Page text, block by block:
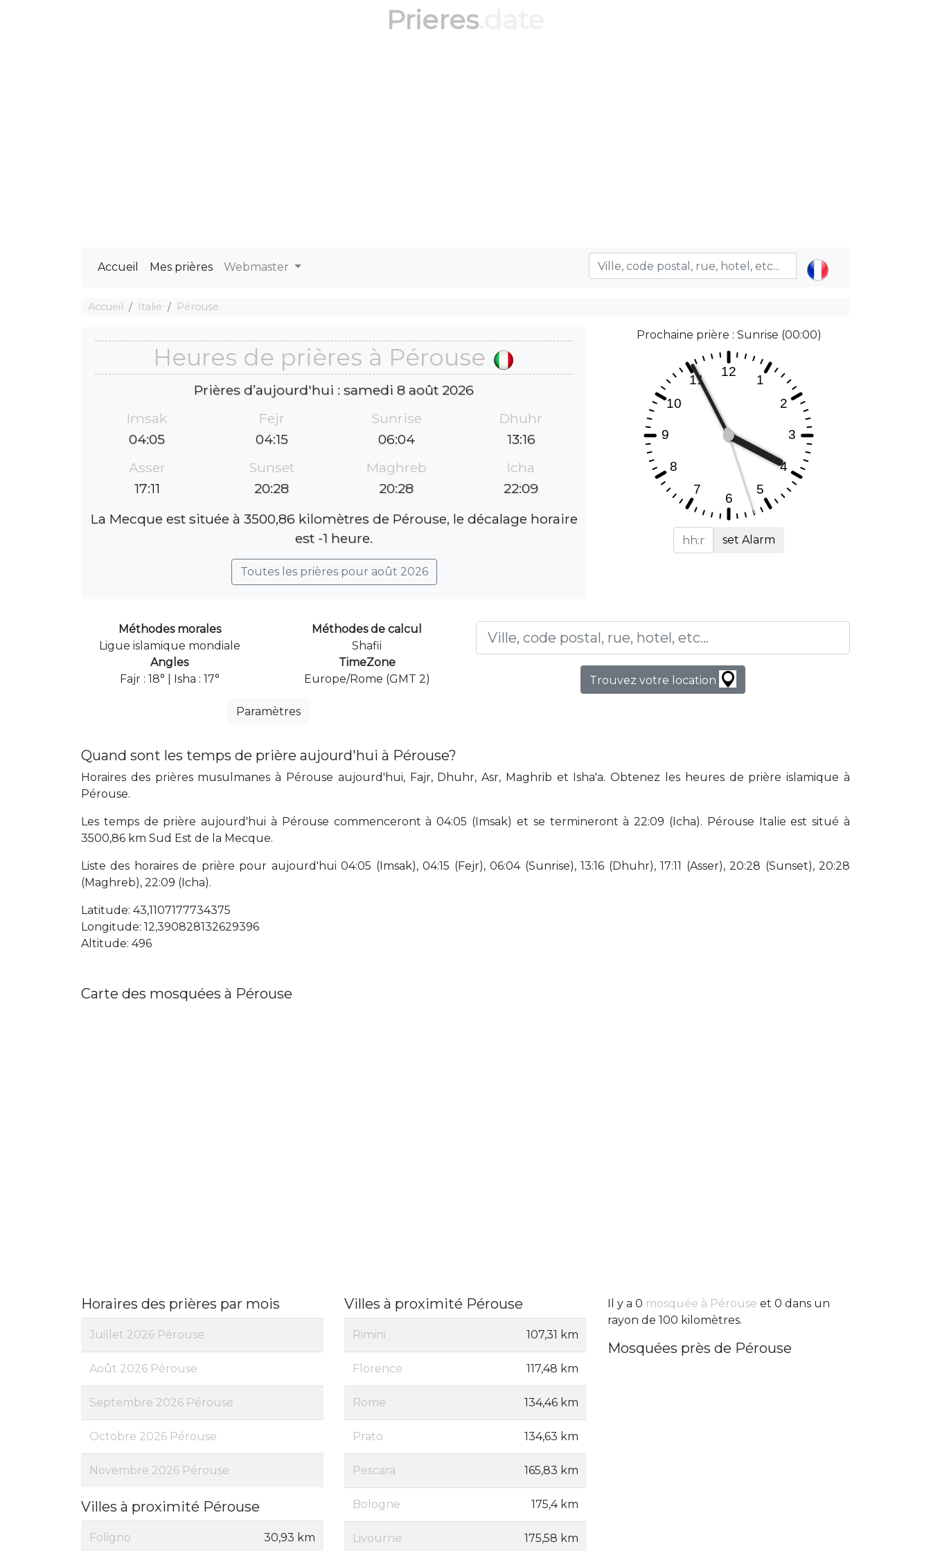
Prieres
Accueil Mes prières Webmaster
Accueil Italie Pérouse
Heures de prières à Pérouse
Prières d’aujourd'hui : samedi 8 août 2026
Imsak
04:05
Fejr
04:15
Sunrise
06:04
Dhuhr
13:16
Asser
17:11
Sunset
20:28
Maghreb
20:28
Icha
22:09
La Mecque est située à 3500,86 kilomètres de Pérouse, le décalage horaire
est -1 heure.
Toutes les prières pour août 2026
Prochaine prière : Sunrise (00:00)
set Alarm
Méthodes morales
Ligue islamique mondiale
Méthodes de calcul
Shafii
Angles
Fajr : 18° | Isha : 17°
TimeZone
Europe/Rome (GMT 2)
Paramètres
Trouvez votre location
Quand sont les temps de prière aujourd'hui à Pérouse?
Horaires des prières musulmanes à Pérouse aujourd'hui, Fajr, Dhuhr, Asr, Maghrib et Isha'a. Obtenez les heures de prière islamique à
Pérouse.
Les temps de prière aujourd'hui à Pérouse commenceront à 04:05 (Imsak) et se termineront à 22:09 (Icha). Pérouse Italie est situé à
3500,86 km Sud Est de la Mecque.
Liste des horaires de prière pour aujourd'hui 04:05 (Imsak), 04:15 (Fejr), 06:04 (Sunrise), 13:16 (Dhuhr), 17:11 (Asser), 20:28 (Sunset), 20:28
(Maghreb), 22:09 (Icha).
Latitude: 43,1107177734375
Longitude: 12,390828132629396
Altitude: 496
Carte des mosquées à Pérouse
Horaires des prières par mois
Juillet 2026 Pérouse
Août 2026 Pérouse
Septembre 2026 Pérouse
Octobre 2026 Pérouse
Novembre 2026 Pérouse
Villes à proximité Pérouse
Foligno 30,93 km
Villes à proximité Pérouse
Rimini 107,31 km
Florence 117,48 km
Rome 134,46 km
Prato 134,63 km
Pescara 165,83 km
Bologne 175,4 km
Livourne 175,58 km
Il y a 0 mosquée à Pérouse et 0 dans un
rayon de 100 kilomètres.
Mosquées près de Pérouse